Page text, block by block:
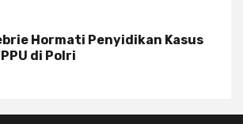
Hormati Penyidikan Kasus
di Polri